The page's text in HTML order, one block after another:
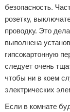
безопасность.
розетку,
проводку. Это
выполнена
гипсокартонную
следует очень
чтобы ни в коем
электрических
Если в комнате